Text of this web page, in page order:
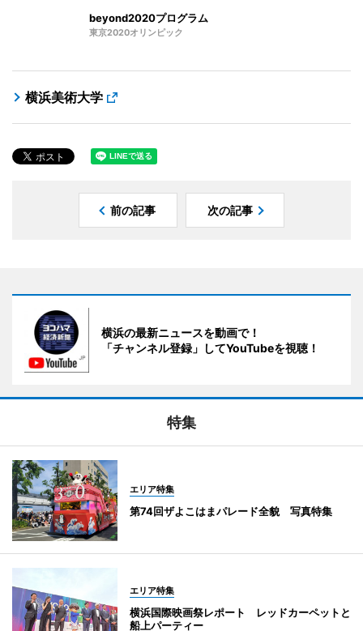
beyond2020プログラム
東京2020オリンピック
横浜美術大学
前の記事 次の記事
横浜の最新ニュースを動画で！
「チャンネル登録」してYouTubeを視聴！
特集
エリア特集
第74回ザよこはまパレード全貌 写真特集
エリア特集
横浜国際映画祭レポート レッドカーペットと
船上パーティー